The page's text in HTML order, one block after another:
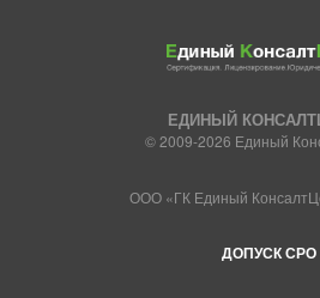
ЕДИНЫЙ
© 2009-2026 Единый
ООО «ГК Единый
ДОПУСК СРО